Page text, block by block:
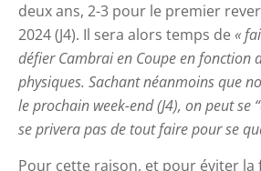
deux ans, 2-3 pour le premier
2024 (J4). Il sera alors temps de«
défier Cambrai en Coupe en fonction
physiques. Sachant néanmoins que
le prochain week-end (J4), on peut se
se privera pas de tout faire pour se
Pour cette raison, et pour éviter la